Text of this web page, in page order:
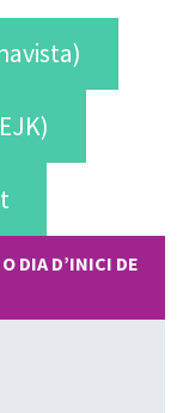
DIA D’INICI DE